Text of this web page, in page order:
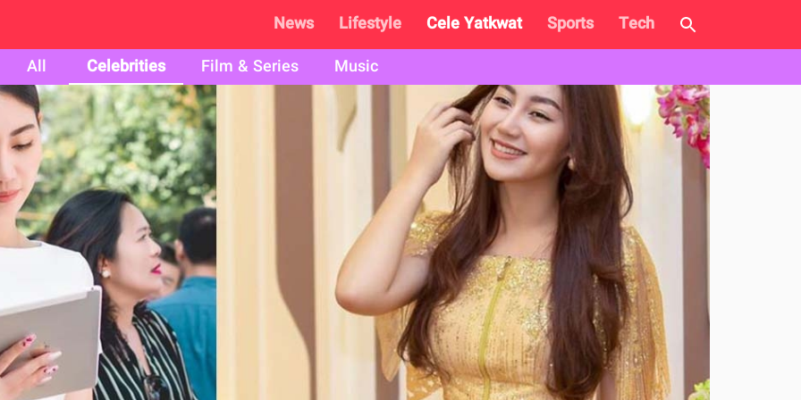
News Lifestyle Cele Yatkwat Sports
Tech
All
Celebrities Film & Series Music